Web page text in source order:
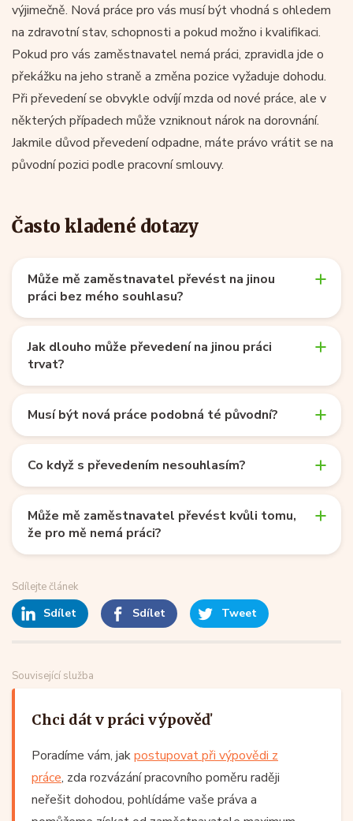
výjimečně. Nová práce pro vás musí být vhodná s ohledem
na zdravotní stav, schopnosti a pokud možno i kvalifikaci.
Pokud pro vás zaměstnavatel nemá práci, zpravidla jde o
překážku na jeho straně a změna pozice vyžaduje dohodu.
Při převedení se obvykle odvíjí mzda od nové práce, ale v
některých případech může vzniknout nárok na dorovnání.
Jakmile důvod převedení odpadne, máte právo vrátit se na
původní pozici podle pracovní smlouvy.
Často kladené dotazy
Může mě zaměstnavatel převést na jinou
práci bez mého souhlasu?
Jak dlouho může převedení na jinou práci
trvat?
Musí být nová práce podobná té původní?
Co když s převedením nesouhlasím?
Může mě zaměstnavatel převést kvůli tomu,
že pro mě nemá práci?
Sdílejte článek
Sdílet Sdílet Tweet
Související služba
Chci dát v práci výpověď
Poradíme vám, jakpostupovat při výpovědi z
práce, zda rozvázání pracovního poměru raději
neřešit dohodou, pohlídáme vaše práva a